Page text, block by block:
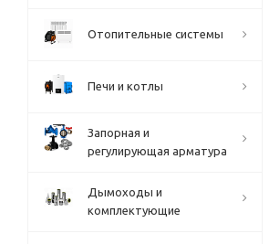
Отопительные системы
Печи и котлы
Запорная и
регулирующая арматура
Дымоходы и
комплектующие